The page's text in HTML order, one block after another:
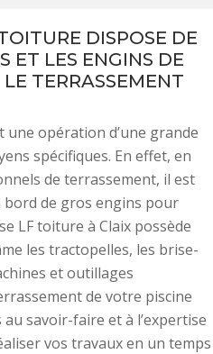
DISPOSE DE
ET LES ENGINS DE
TERRASSEMENT
une opération d’une grande
spécifiques. En effet, en
de terrassement, il est
bord de gros engins pour
LF toiture à Claix possède
les tractopelles, les brise-
et outillages
de votre piscine
au savoir-faire et à l’expertise
vos travaux en un temps